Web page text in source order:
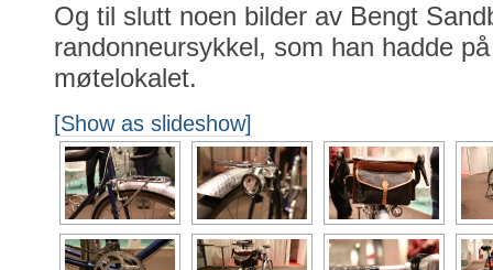
Og til slutt noen bilder av Bengt
randonneursykkel, som han hadde
møtelokalet.
[Show as slideshow]